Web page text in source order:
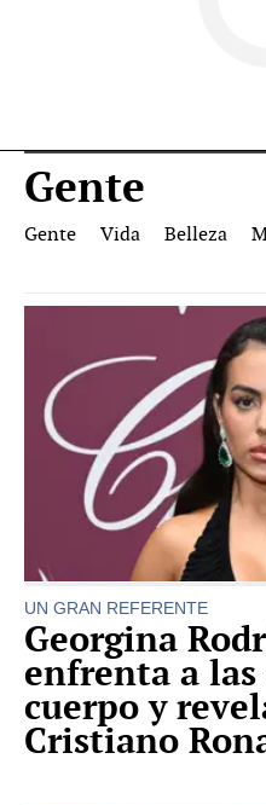
Gente
Gente Vida Belleza
UN GRAN REFERENTE
Georgina
enfrenta a
cuerpo y
Cristiano